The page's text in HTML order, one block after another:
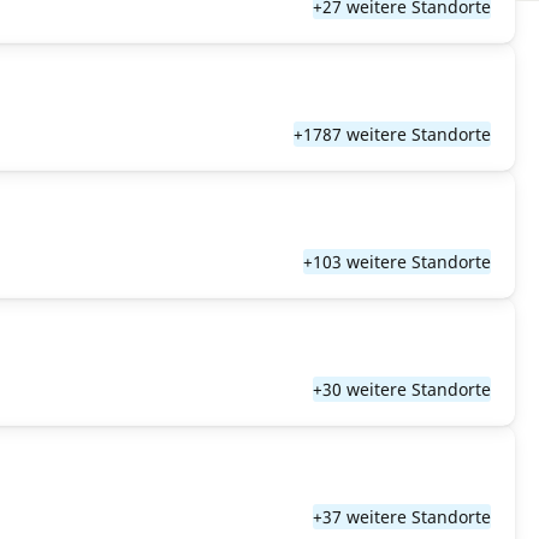
+27 weitere Standorte
+1787 weitere Standorte
+103 weitere Standorte
+30 weitere Standorte
+37 weitere Standorte